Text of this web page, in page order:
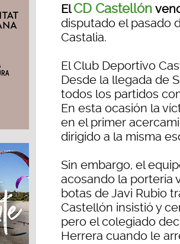
ElCD Castellón
disputado el pasado
Castalia.
El Club Deportivo
Desde la llegada de
todos los partidos
En esta ocasión la
en el primer
dirigido a la misma
Sin embargo, el
acosando la portería
botas de Javi Rubio
Castellón insistió y
pero el colegiado
Herrera cuando le